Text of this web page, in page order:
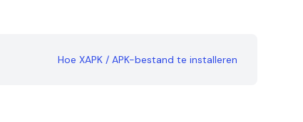
Hoe XAPK / APK-bestand te installeren